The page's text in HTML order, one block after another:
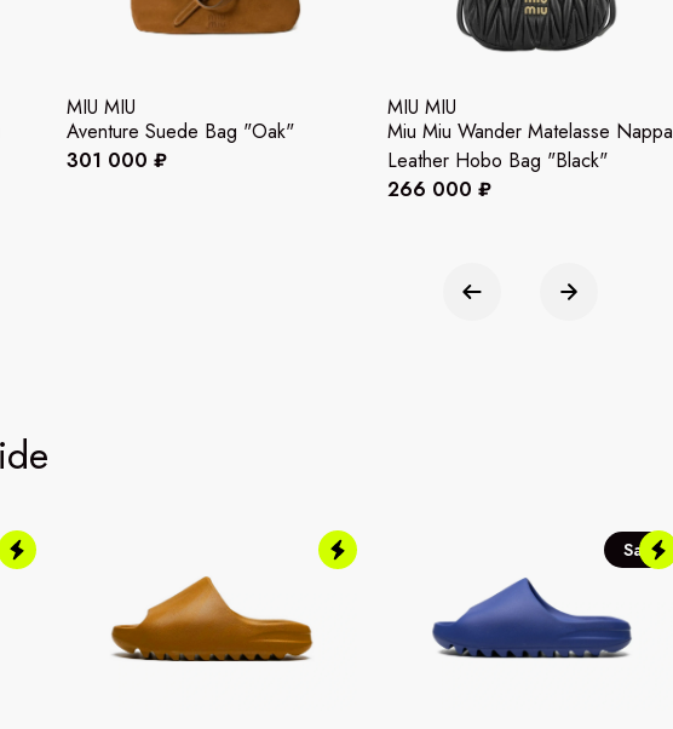
MIU MIU
Aventure Suede Bag "Oak"
301 000 ₽
MIU MIU
Miu Miu Wander Matelasse Nappa
Leather Hobo Bag "Black"
266 000 ₽
Sale